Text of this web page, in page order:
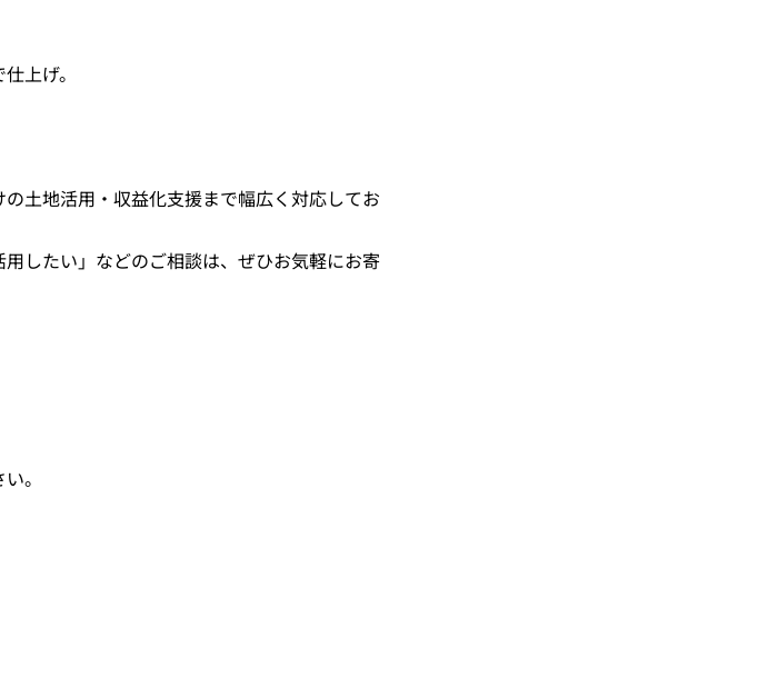
上げ。
土地活用・収益化支援まで幅広く対応してお
したい」などのご相談は、ぜひお気軽にお寄
。